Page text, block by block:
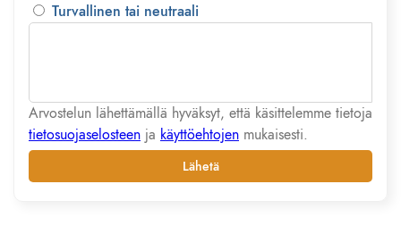
Turvallinen tai neutraali
Arvostelun lähettämällä hyväksyt, että käsittelemme tietoja
tietosuojaselosteen ja käyttöehtojen mukaisesti.
Lähetä